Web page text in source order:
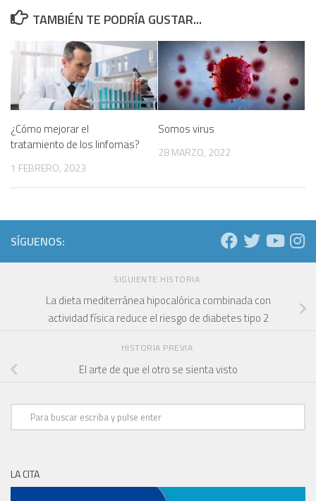
TAMBIÉN TE PODRÍA GUSTAR...
¿Cómo mejorar el
tratamiento de los linfomas?
1 FEBRERO, 2023
Somos virus
28 MARZO, 2022
SÍGUENOS:
SIGUIENTE HISTORIA
La dieta mediterránea hipocalórica combinada con
actividad física reduce el riesgo de diabetes tipo 2
HISTORIA PREVIA
El arte de que el otro se sienta visto
LA CITA